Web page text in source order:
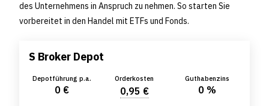
des Unternehmens in Anspruch zu nehmen. So starten Sie
vorbereitet in den Handel mit ETFs und Fonds.
S Broker Depot
Depotführung p.a.
0 €
Orderkosten
0,95 €
Guthabenzins
0 %